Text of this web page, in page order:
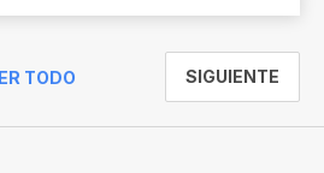
TODO SIGUIENTE